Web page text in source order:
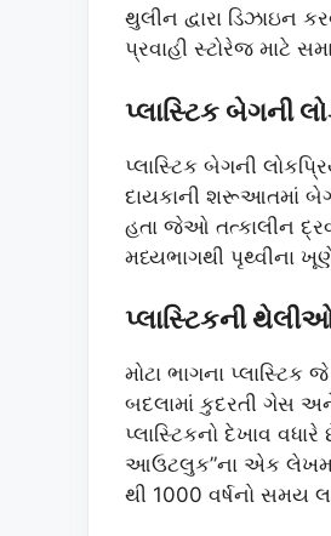
થુલીન દ્વારા ડિઝાઇન
પ્રવાહી સ્ટોરેજ માટે
પ્લાસ્ટિક બેગની
પ્લાસ્ટિક બેગની
દાયકાની શરૂઆતમાં
હતા જેઓ તત્કાલીન
મધ્યભાગથી પૃથ્વીના
પ્લાસ્ટિકની
મોટા ભાગના
બદલામાં કુદરતી ગેસ
પ્લાસ્ટિકનો દેખાવ
આઉટલુક”ના એક
થી 1000 વર્ષનો સમય